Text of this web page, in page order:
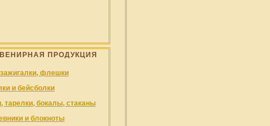
ПРОДУКЦИЯ
зажигалки, флешки
и бейсболки
тарелки, бокалы, стаканы
и блокноты